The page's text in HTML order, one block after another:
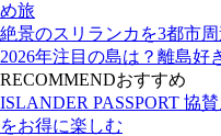
め旅
絶景のスリランカを3都市
2026年注目の島は？離島好
RECOMMENDおすすめ
ISLANDER PASSPORT 協
をお得に楽しむ